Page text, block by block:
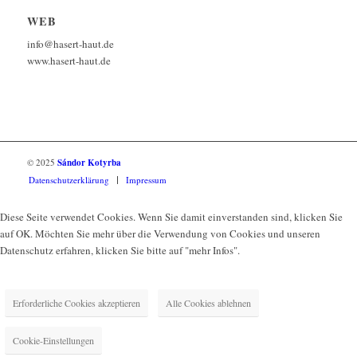
WEB
info@hasert-haut.de
www.hasert-haut.de
© 2025 Sándor Kotyrba
Datenschutzerklärung Impressum
Diese Seite verwendet Cookies. Wenn Sie damit einverstanden sind, klicken Sie
auf OK. Möchten Sie mehr über die Verwendung von Cookies und unseren
Datenschutz erfahren, klicken Sie bitte auf "mehr Infos".
Erforderliche Cookies akzeptieren Alle Cookies ablehnen
Cookie-Einstellungen